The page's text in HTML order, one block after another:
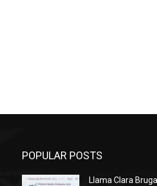
POPULAR POSTS
Llama Clara